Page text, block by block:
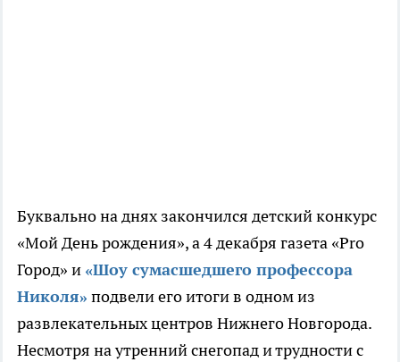
Буквально на днях закончился детский конкурс
«Мой День рождения», а 4 декабря газета «Pro
Город» и «Шоу сумасшедшего профессора
Николя» подвели его итоги в одном из
развлекательных центров Нижнего Новгорода.
Несмотря на утренний снегопад и трудности с